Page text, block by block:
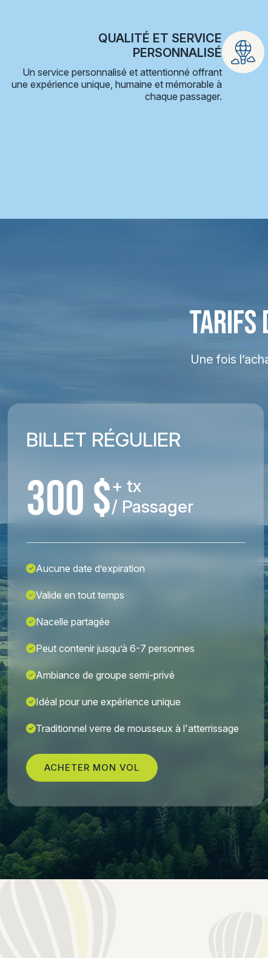
QUALITÉ ET SERVICE
PERSONNALISÉ
Un service personnalisé et attentionné offrant
une expérience unique, humaine et mémorable à
chaque passager.
TARIFS
Une fois
BILLET RÉGULIER
300 $+ tx
/ Passager
Aucune date d’expiration
Valide en tout temps
Nacelle partagée
Peut contenir jusqu’à 6-7 personnes
Ambiance de groupe semi-privé
Idéal pour une expérience unique
Traditionnel verre de mousseux à l'atterrissage
ACHETER MON VOL